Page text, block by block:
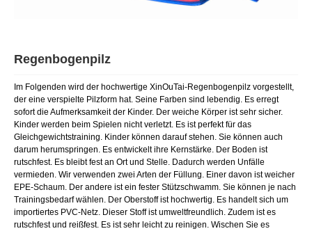
Regenbogenpilz
Im Folgenden wird der hochwertige XinOuTai-Regenbogenpilz vorgestellt,
der eine verspielte Pilzform hat. Seine Farben sind lebendig. Es erregt
sofort die Aufmerksamkeit der Kinder. Der weiche Körper ist sehr sicher.
Kinder werden beim Spielen nicht verletzt. Es ist perfekt für das
Gleichgewichtstraining. Kinder können darauf stehen. Sie können auch
darum herumspringen. Es entwickelt ihre Kernstärke. Der Boden ist
rutschfest. Es bleibt fest an Ort und Stelle. Dadurch werden Unfälle
vermieden. Wir verwenden zwei Arten der Füllung. Einer davon ist weicher
EPE-Schaum. Der andere ist ein fester Stützschwamm. Sie können je nach
Trainingsbedarf wählen. Der Oberstoff ist hochwertig. Es handelt sich um
importiertes PVC-Netz. Dieser Stoff ist umweltfreundlich. Zudem ist es
rutschfest und reißfest. Es ist sehr leicht zu reinigen. Wischen Sie es